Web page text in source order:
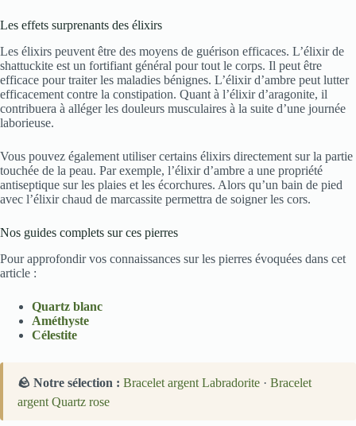
Les effets surprenants des élixirs
Les élixirs peuvent être des moyens de guérison efficaces. L’élixir de
shattuckite est un fortifiant général pour tout le corps. Il peut être
efficace pour traiter les maladies bénignes. L’élixir d’ambre peut lutter
efficacement contre la constipation. Quant à l’élixir d’ara­gonite, il
contribuera à alléger les douleurs musculaires à la suite d’une journée
laborieuse.
Vous pouvez également utiliser certains élixirs directement sur la partie
touchée de la peau. Par exemple, l’élixir d’ambre a une propriété
antiseptique sur les plaies et les écorchures. Alors qu’un bain de pied
avec l’élixir chaud de marcassite permettra de soigner les cors.
Nos guides complets sur ces pierres
Pour approfondir vos connaissances sur les pierres évoquées dans cet
article :
Quartz blanc
Améthyste
Célestite
🪨 Notre sélection : Bracelet argent Labradorite · Bracelet
argent Quartz rose